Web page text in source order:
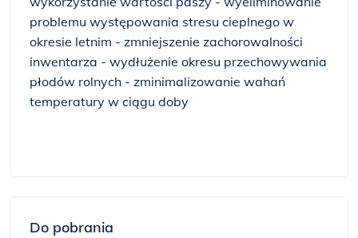
problemu występowania stresu cieplnego w
okresie letnim - zmniejszenie zachorowalności
inwentarza - wydłużenie okresu przechowywania
płodów rolnych - zminimalizowanie wahań
temperatury w ciągu doby
Do pobrania